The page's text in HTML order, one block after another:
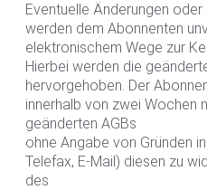
Eventuelle Änderungen
werden dem Abonnenten
elektronischem Wege zur
Hierbei werden die
hervorgehoben. Der
innerhalb von zwei Wochen
geänderten AGBs
ohne Angabe von Gründen
Telefax, E-Mail) diesen zu
des